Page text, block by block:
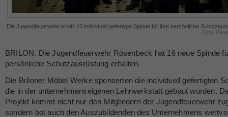
Die Jugendfeuerwehr erhält 16 individuell gefertigte Spinde für ihre persönliche
Foto:
BRILON. Die Jugendfeuerwehr Rösenbeck hat 16 neue Spinde
persönliche Schutzausrüstung erhalten.
Die Briloner Möbel Werke sponserten die individuell gefertigten
die in der unternehmenseigenen Lehrwerkstatt gebaut wurden.
Projekt kommt nicht nur den Mitgliedern der Jugendfeuerwehr
sondern bot auch den Auszubildenden des Unternehmens